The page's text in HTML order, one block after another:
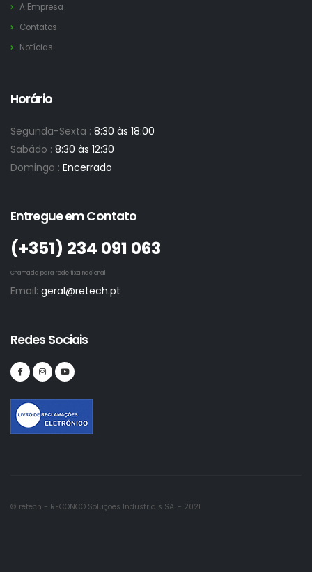
A Empresa
Contatos
Notícias
Horário
Segunda-Sexta : 8:30 às 18:00
Sabádo : 8:30 às 12:30
Domingo : Encerrado
Entregue em Contato
(+351)­ 234 091 063
Chamada para rede fixa nacional
Email: geral@retech.pt
Redes Sociais
© retech - RECONCO Soluções Industriais SA. - 2021